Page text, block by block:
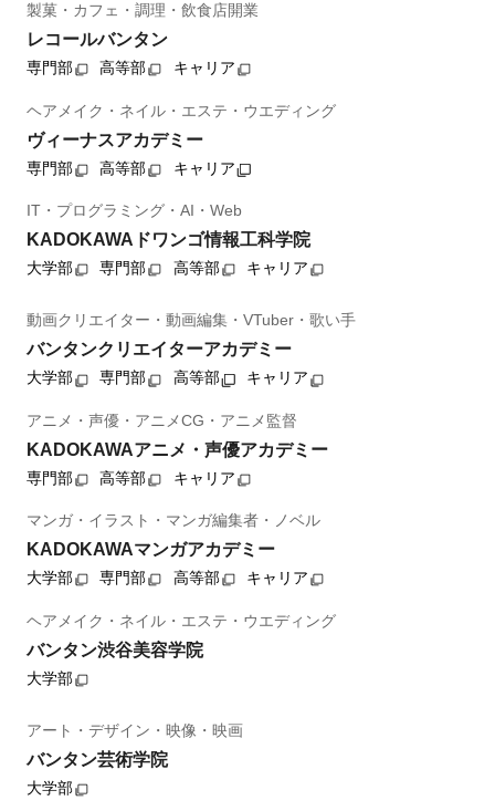
製菓・カフェ・調理・飲食店開業
レコールバンタン
専門部 高等部 キャリア
ヘアメイク・ネイル・エステ・ウエディング
ヴィーナスアカデミー
専門部 高等部 キャリア
IT・プログラミング・AI・Web
KADOKAWAドワンゴ情報工科学院
大学部 専門部 高等部 キャリア
動画クリエイター・動画編集・VTuber・歌い手
バンタンクリエイターアカデミー
大学部 専門部 高等部 キャリア
アニメ・声優・アニメCG・アニメ監督
KADOKAWAアニメ・声優アカデミー
専門部 高等部 キャリア
マンガ・イラスト・マンガ編集者・ノベル
KADOKAWAマンガアカデミー
大学部 専門部 高等部 キャリア
ヘアメイク・ネイル・エステ・ウエディング
バンタン渋谷美容学院
大学部
アート・デザイン・映像・映画
バンタン芸術学院
大学部